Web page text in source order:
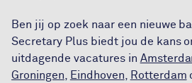
Ben jij op zoek naar een nieuwe
Secretary Plus biedt jou de kans
uitdagende vacatures in
Groningen
Eindhoven Rotterdam